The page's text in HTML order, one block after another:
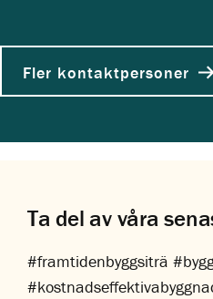
Fler kontaktpersoner
Ta del av våra
#framtidenbyggsiträ